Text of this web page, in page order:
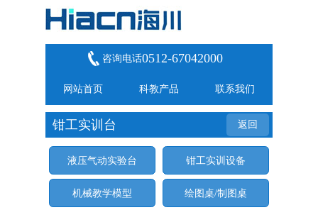
咨询电话0512-67042000
网站首页 科教产品 联系我们
返回
钳工实训台
液压气动实验台 钳工实训设备
机械教学模型 绘图桌/制图桌